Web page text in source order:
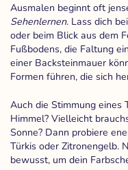
Ausmalen beginnt oft
Sehenlernen. Lass dich
oder beim Blick aus dem
Fußbodens, die Faltung
einer Backsteinmauer
Formen führen, die sich
Auch die Stimmung eines
Himmel? Vielleicht
Sonne? Dann probiere
Türkis oder Zitronengelb.
bewusst, um dein